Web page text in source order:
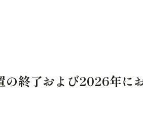
終了および2026年に